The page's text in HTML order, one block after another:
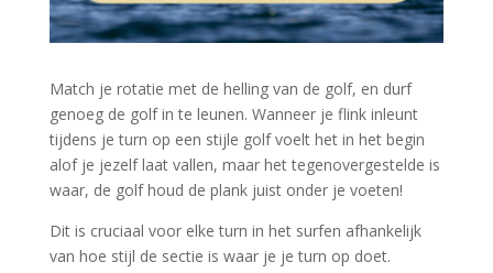
Match je rotatie met de helling van de golf, en durf
genoeg de golf in te leunen. Wanneer je flink inleunt
tijdens je turn op een stijle golf voelt het in het begin
alof je jezelf laat vallen, maar het tegenovergestelde is
waar, de golf houd de plank juist onder je voeten!
Dit is cruciaal voor elke turn in het surfen afhankelijk
van hoe stijl de sectie is waar je je turn op doet.